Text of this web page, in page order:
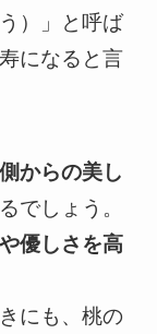
）」と呼ば
になると言
からの美し
でしょう。
優しさを高
にも、桃の